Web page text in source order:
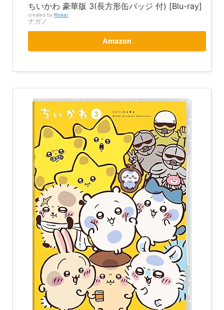
ちいかわ 豪華版 3(長方形缶バッジ 付) [Blu-ray]
created by Rinker
ナガノ
Amazon